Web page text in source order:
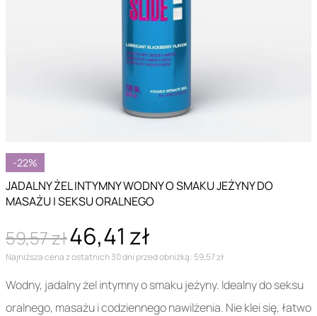
-22%
JADALNY ŻEL INTYMNY WODNY O SMAKU JEŻYNY DO
MASAŻU I SEKSU ORALNEGO
59,57 zł46,41 zł
Najniższa cena z ostatnich 30 dni przed obniżką: 59,57 zł
Wodny, jadalny żel intymny o smaku jeżyny. Idealny do seksu
oralnego, masażu i codziennego nawilżenia. Nie klei się, łatwo